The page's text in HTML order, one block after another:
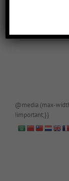
@media (max-
!important;}}